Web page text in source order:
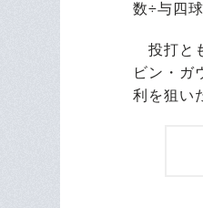
数÷与四
投打と
ビン・ガ
利を狙い